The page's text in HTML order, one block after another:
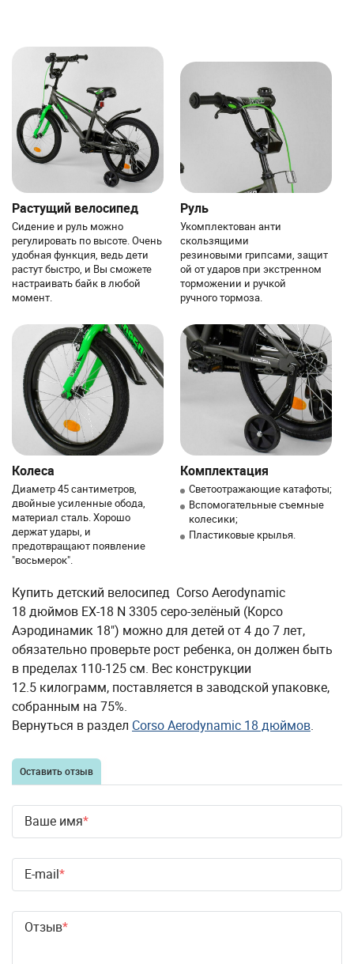
Растущий велосипед
Сидение и руль можно
регулировать по высоте. Очень
удобная функция, ведь дети
растут быстро, и Вы сможете
настраивать байк в любой
момент.
Руль
Укомплектован анти
скользящими
резиновыми грипсами, защит
ой от ударов при экстренном
торможении и ручкой
ручного тормоза.
Колеса
Диаметр 45 сантиметров,
двойные усиленные обода,
материал сталь. Хорошо
держат удары, и
предотвращают появление
"восьмерок".
Комплектация
Светоотражающие катафоты;
Вспомогательные съемные
колесики;
Пластиковые крылья.
Купить детский велосипед Corso Aerodynamic
18 дюймов EX-18 N 3305 серо-зелёный (Корсо
Аэродинамик 18") можно для детей от 4 до 7 лет,
обязательно проверьте рост ребенка, он должен быть
в пределах 110-125 см. Вес конструкции
12.5 килограмм, поставляется в заводской упаковке,
собранным на 75%.
Вернуться в раздел Corso Aerodynamic 18 дюймов.
Оставить отзыв
Ваше имя
E-mail
Отзыв